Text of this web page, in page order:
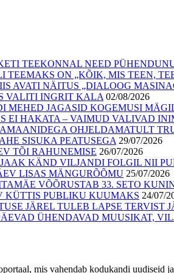
TEEKONNAL NEED
TEEMAKS ON „KÕIK, MIS TEEN,
AVATI NÄITUS „DIALOOG
VALITI INGRIT KALA 02/08/2026
MEHED JAGASID KOGEMUSI
EI HAKATA – VAIMUD VALIVAD
OHJELDAMATULT
SISUKA PEATUSEGA 29/07/2026
TÕI RAHUNEMISE 26/07/2026
KÄND VILJANDI FOLGIL NII
LISAS MÄNGURÕÕMU 25/07/2026
VÕÕRUSTAB 33. SETO
KÜTTIS PUBLIKU KUUMAKS 24/07/
JÄREL TULEB LAPSE TERVIST
ÜHENDAVAD MUUSIKAT,
mis vahendab kodukandi uudiseid